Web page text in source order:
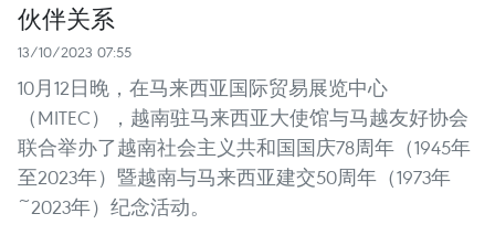
伙伴关系
13/10/2023 07:55
10月12日晚，在马来西亚国际贸易展览中心
（MITEC），越南驻马来西亚大使馆与马越友好协会
联合举办了越南社会主义共和国国庆78周年（1945年
至2023年）暨越南与马来西亚建交50周年（1973年
~2023年）纪念活动。